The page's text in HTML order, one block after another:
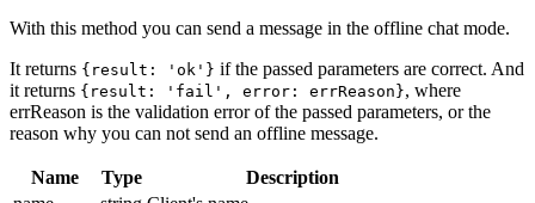
With this method you can send a message in the offline chat mode.
It returns {result: 'ok'} if the passed parameters are correct. And
it returns {result: 'fail', error: errReason}, where
errReason is the validation error of the passed parameters, or the
reason why you can not send an offline message.
Name Type
Description